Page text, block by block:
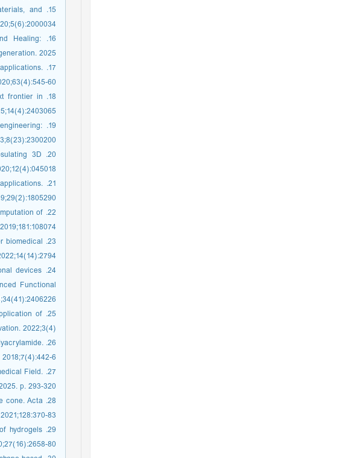
and
Healing:
2025.
60.
frontier in
3D
of
biomedical
devices
Functional
of
2022;3(4).
6.
Field.
p. 293-320.
cone. Acta
83.
hydrogels
80.